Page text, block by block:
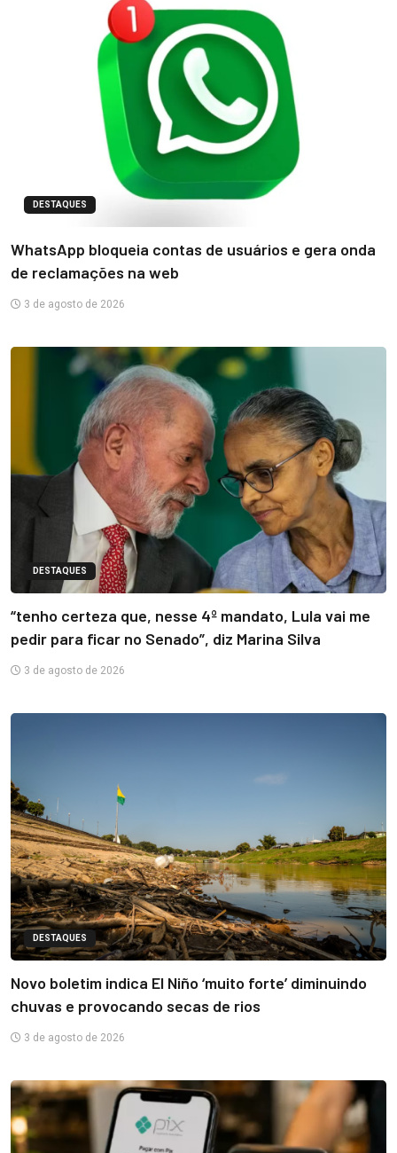
DESTAQUES
WhatsApp bloqueia contas de usuários e gera onda
de reclamações na web
3 de agosto de 2026
DESTAQUES
“tenho certeza que, nesse 4º mandato, Lula vai me
pedir para ficar no Senado”, diz Marina Silva
3 de agosto de 2026
DESTAQUES
Novo boletim indica El Niño ‘muito forte’ diminuindo
chuvas e provocando secas de rios
3 de agosto de 2026